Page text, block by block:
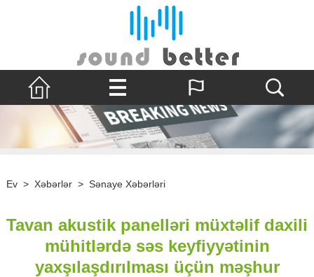
Ev > Xəbərlər > Sənaye Xəbərləri
Tavan akustik panelləri müxtəlif daxili
mühitlərdə səs keyfiyyətinin
yaxşılaşdırılması üçün məşhur